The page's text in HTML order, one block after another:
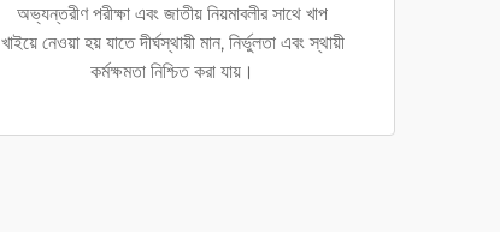
অভ্যন্তরীণ পরীক্ষা এবং জাতীয় নিয়মাবলীর সাথে খাপ
খাইয়ে নেওয়া হয় যাতে দীর্ঘস্থায়ী মান, নির্ভুলতা এবং স্থায়ী
কর্মক্ষমতা নিশ্চিত করা যায়।